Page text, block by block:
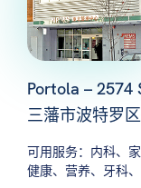
Portola – 2574
三藩市波特罗
可用服务：内科、
健康、营养、牙科